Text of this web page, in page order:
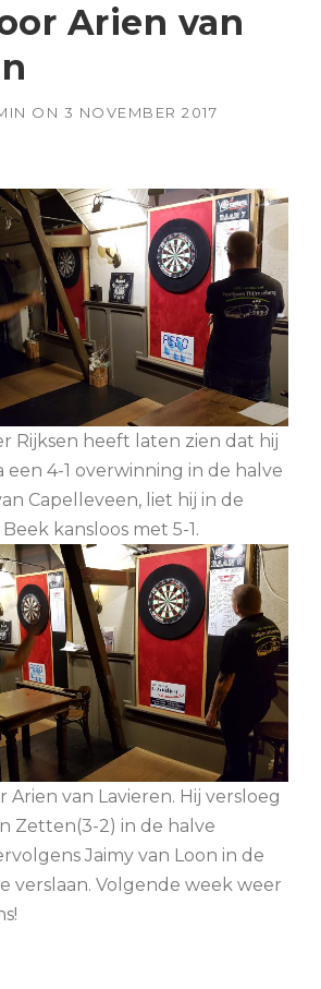
Arien van
ON 3 NOVEMBER 2017
Rijksen heeft laten zien dat hij
een 4-1 overwinning in de halve
Capelleveen, liet hij in de
kansloos met 5-1.
Arien van Lavieren. Hij versloeg
Zetten(3-2) in de halve
Jaimy van Loon in de
verslaan. Volgende week weer